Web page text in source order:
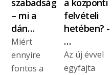
szabadság
– mi a
dán…
Miért
ennyire
fontos a
a központi
felvételi
hetében? -
…
Az új évvel
egyfajta